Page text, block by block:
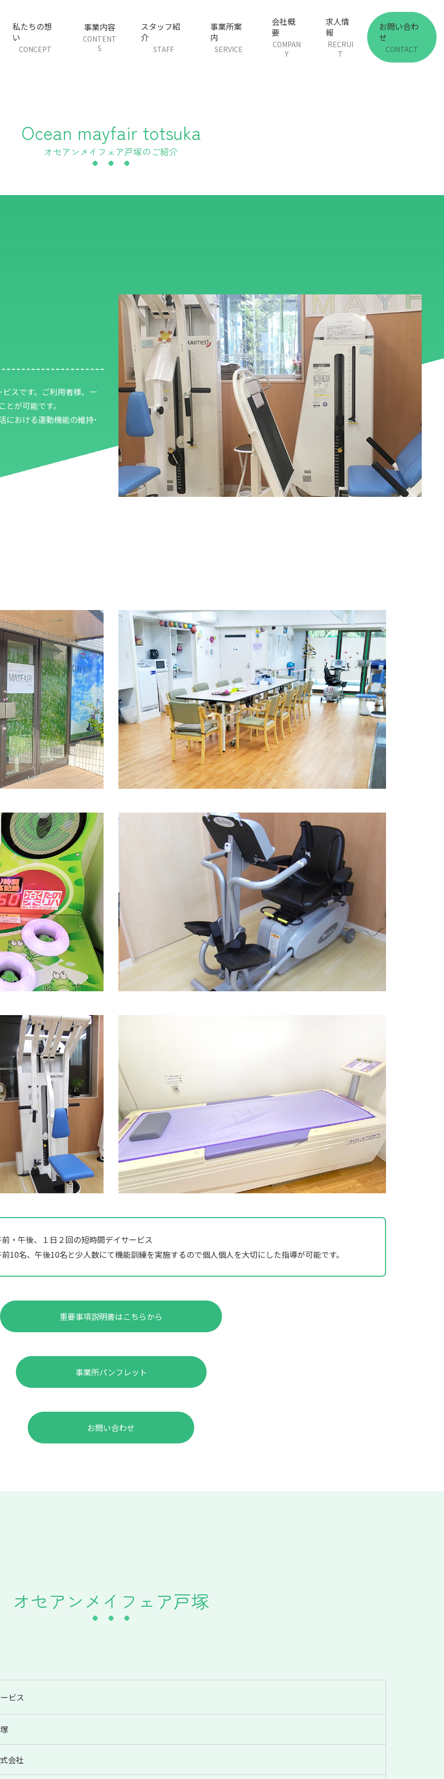
私たちの想
い
CONCEPT
事業内容
CONTENT
S
スタッフ紹
介
STAFF
事業所案
内
SERVICE
会社概
要
COMPAN
Y
求人情
報
RECRUI
T
お問い合わ
せ
CONTACT
Ocean mayfair totsuka
オセアンメイフェア戸塚のご紹介
スです。ご利用者様、一
が可能です。
における運動機能の維持･
・午後、１日２回の短時間デイサービス
10名、午後10名と少人数にて機能訓練を実施するので個人個人を大切にした指導が可能です。
重要事項説明書はこちらから
事業所パンフレット
お問い合わせ
オセアンメイフェア戸塚
ビス
会社